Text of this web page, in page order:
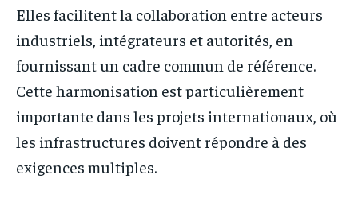
Elles facilitent la collaboration entre acteurs
industriels, intégrateurs et autorités, en
fournissant un cadre commun de référence.
Cette harmonisation est particulièrement
importante dans les projets internationaux, où
les infrastructures doivent répondre à des
exigences multiples.